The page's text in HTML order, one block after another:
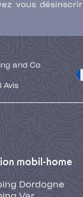
vous
and Co
Avis
mobil-home
Dordogne